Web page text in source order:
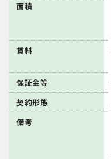
面積
賃料
保証金等
契約形態
備考